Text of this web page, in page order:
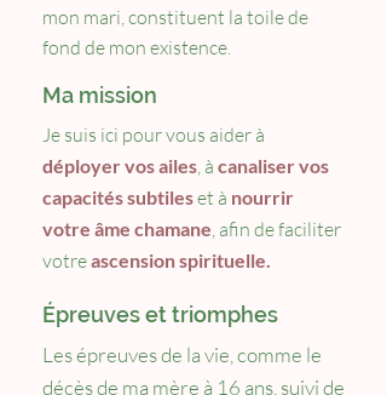
mon mari, constituent la toile de
fond de mon existence.
Ma mission
Je suis ici pour vous aider à
déployer vos ailes , à canaliser vos
capacités subtileset à nourrir
votre âme chamane , afin de faciliter
votreascension spirituelle.
Épreuves et triomphes
Les épreuves de la vie, comme le
décès de ma mère à 16 ans, suivi de